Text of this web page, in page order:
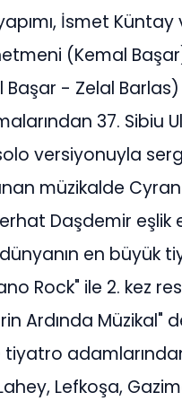
İsmet
(Kemal
- Zelal
37. Sibiu
versiyonuyla
müzikalde
Daşdemir eşlik
en büyük
Rock" ile 2. kez
Ardında
Lefkoşa,